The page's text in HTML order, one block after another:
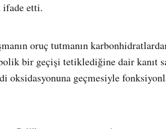
ifade etti.
oruç tutmanın
bir geçişi tetiklediğine dair kanıt
oksidasyonuna geçmesiyle